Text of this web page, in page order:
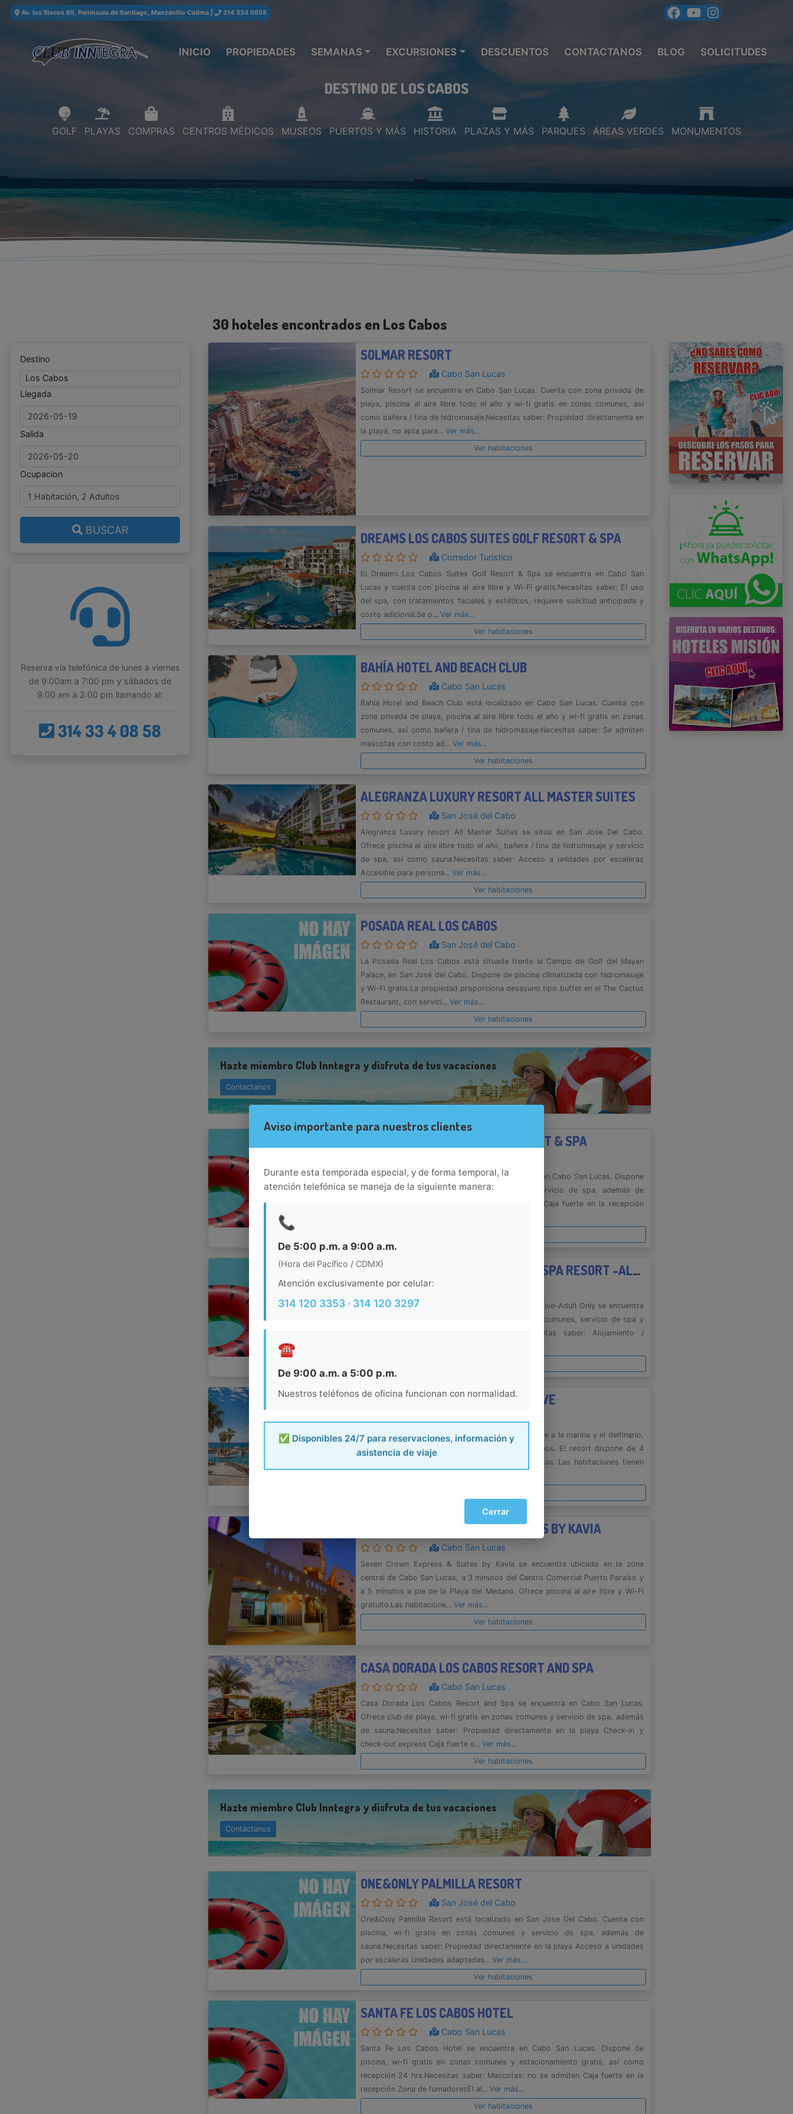
Av. los Riscos 65, Peninsula de Santiago, Manzanillo Colima | 314 334 0858
INICIO PROPIEDADES SEMANAS EXCURSIONES DESCUENTOS CONTACTANOS BLOG SOLICITUDES
DESTINO DE LOS CABOS
GOLF PLAYAS COMPRAS CENTROS MÉDICOS MUSEOS PUERTOS Y MÁS HISTORIA PLAZAS Y MÁS PARQUES ÁREAS VERDES MONUMENTOS
30 hoteles encontrados en Los Cabos
Destino
Los Cabos
Llegada
Salida
Ocupacion
BUSCAR
Reserva vía telefónica de lunes a viernes
de 9:00am a 7:00 pm y sábados de
9:00 am a 2:00 pm llamando al:
314 33 4 08 58
SOLMAR RESORT
Cabo San Lucas
Solmar Resort se encuentra en Cabo San Lucas. Cuenta con zona privada de
playa, piscina al aire libre todo el año y wi-fi gratis en zonas comunes, así
como bañera / tina de hidromasaje.Necesitas saber: Propiedad directamente en
la playa, no apta para... Ver más...
Ver habitaciones
DREAMS LOS CABOS SUITES GOLF RESORT & SPA
Corredor Turistico
El Dreams Los Cabos Suites Golf Resort & Spa se encuentra en Cabo San
Lucas y cuenta con piscina al aire libre y Wi-Fi gratis.Necesitas saber: El uso
del spa, con tratamientos faciales y estéticos, requiere solicitud anticipada y
costo adicional.Se o... Ver más...
Ver habitaciones
BAHÍA HOTEL AND BEACH CLUB
Cabo San Lucas
Bahía Hotel and Beach Club está localizado en Cabo San Lucas. Cuenta con
zona privada de playa, piscina al aire libre todo el año y wi-fi gratis en zonas
comunes, así como bañera / tina de hidromasaje.Necesitas saber: Se admiten
mascotas con costo ad... Ver más...
Ver habitaciones
ALEGRANZA LUXURY RESORT ALL MASTER SUITES
San José del Cabo
Alegranza Luxury resort All Master Suites se sitúa en San Jose Del Cabo.
Ofrece piscina al aire libre todo el año, bañera / tina de hidromasaje y servicio
de spa, así como sauna.Necesitas saber: Acceso a unidades por escaleras
Accesible para persona... Ver más...
Ver habitaciones
POSADA REAL LOS CABOS
San José del Cabo
La Posada Real Los Cabos está situada frente al Campo de Golf del Mayan
Palace, en San José del Cabo. Dispone de piscina climatizada con hidromasaje
y Wi-Fi gratis.La propiedad proporciona desayuno tipo buffet en el The Cactus
Restaurant, con servici... Ver más...
Ver habitaciones
Hazte miembro Club Inntegra y disfruta de tus vacaciones
Contactanos
VILLA LA ESTANCIA BEACH RESORT & SPA
Villa la Estancia Beach Resort & Spa se encuentra en Cabo San Lucas. Dispone
de piscina, wi-fi gratis en zonas comunes y servicio de spa, además de
sauna.Necesitas saber: Mascotas: no se admiten Caja fuerte en la recepción
PUEBLO BONITO PACIFICA GOLF & SPA RESORT -ALL INCLUSIVE-ADULT ONLY
Pueblo Bonito Pacifica Golf & Spa Resort -All Inclusive-Adult Only se encuentra
en Cabo San Lucas. Ofrece wi-fi gratis en zonas comunes, servicio de spa y
sauna, además de servicio de masajes.Necesitas saber: Alojamiento /
SANDOS FINISTERRA ALL INCLUSIVE
El Sandos Finisterra All Inclusive está ubicado frente a la marina y el delfinario,
a 46 km del Aeropuerto Internacional de Los Cabos. El resort dispone de 4
piscinas e internet Wi-Fi sin costo en áreas públicas. Las habitaciones tienen
SEVEN CROWN EXPRESS & SUITES BY KAVIA
Cabo San Lucas
Seven Crown Express & Suites by Kavia se encuentra ubicado en la zona
central de Cabo San Lucas, a 3 minutos del Centro Comercial Puerto Paraíso y
a 5 minutos a pie de la Playa del Medano. Ofrece piscina al aire libre y Wi-Fi
gratuito.Las habitacione... Ver más...
Ver habitaciones
CASA DORADA LOS CABOS RESORT AND SPA
Cabo San Lucas
Casa Dorada Los Cabos Resort and Spa se encuentra en Cabo San Lucas.
Ofrece club de playa, wi-fi gratis en zonas comunes y servicio de spa, además
de sauna.Necesitas saber: Propiedad directamente en la playa Check-in y
check-out express Caja fuerte e... Ver más...
Ver habitaciones
Hazte miembro Club Inntegra y disfruta de tus vacaciones
Contactanos
ONE&ONLY PALMILLA RESORT
San José del Cabo
One&Only Palmilla Resort está localizado en San Jose Del Cabo. Cuenta con
piscina, wi-fi gratis en zonas comunes y servicio de spa, además de
sauna.Necesitas saber: Propiedad directamente en la playa Acceso a unidades
por escaleras Unidades adaptadas... Ver más...
Ver habitaciones
SANTA FE LOS CABOS HOTEL
Cabo San Lucas
Santa Fe Los Cabos Hotel se encuentra en Cabo San Lucas. Dispone de
piscina, wi-fi gratis en zonas comunes y estacionamiento gratis, así como
recepción 24 hrs.Necesitas saber: Mascotas: no se admiten Caja fuerte en la
recepción Zona de fumadoresEl al... Ver más...
Ver habitaciones
Aviso importante para nuestros clientes
Durante esta temporada especial, y de forma temporal, la
atención telefónica se maneja de la siguiente manera:
📞
De 5:00 p.m. a 9:00 a.m.
(Hora del Pacífico / CDMX)
Atención exclusivamente por celular:
314 120 3353 · 314 120 3297
☎️
De 9:00 a.m. a 5:00 p.m.
Nuestros teléfonos de oficina funcionan con normalidad.
✅ Disponibles 24/7 para reservaciones, información y
asistencia de viaje
Cerrar